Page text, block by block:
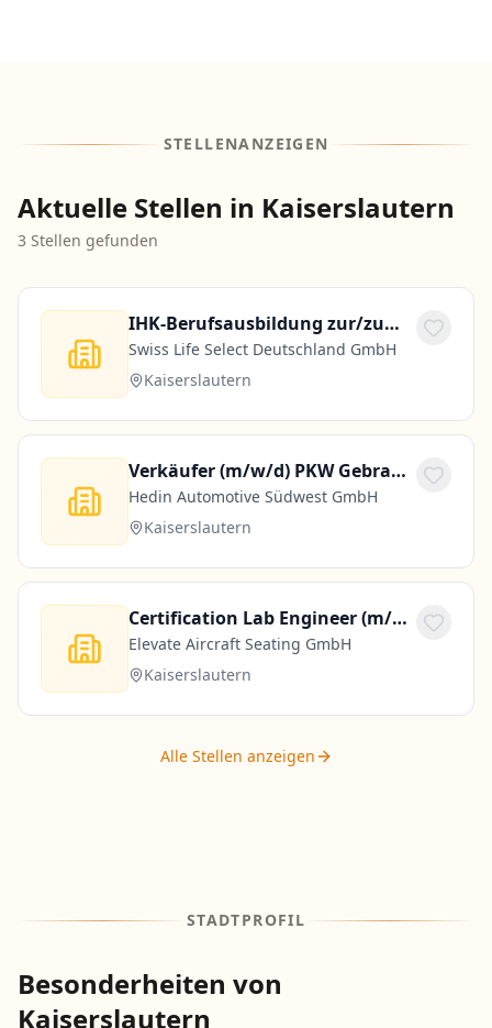
STELLENANZEIGEN
Aktuelle Stellen in Kaiserslautern
3 Stellen gefunden
IHK-Berufsausbildung zur/zum Kauffrau/-mann für Versicherungen und Finanzanlagen (m/w/d)
Swiss Life Select Deutschland GmbH
Kaiserslautern
Verkäufer (m/w/d) PKW Gebrauchtwagen
Hedin Automotive Südwest GmbH
Kaiserslautern
Certification Lab Engineer (m/w/d)
Elevate Aircraft Seating GmbH
Kaiserslautern
Alle Stellen anzeigen
STADTPROFIL
Besonderheiten von
Kaiserslautern